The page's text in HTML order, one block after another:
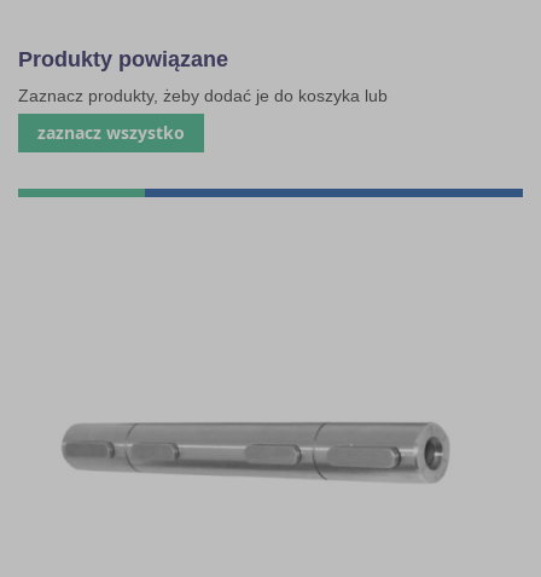
Produkty powiązane
Zaznacz produkty, żeby dodać je do koszyka lub
zaznacz wszystko